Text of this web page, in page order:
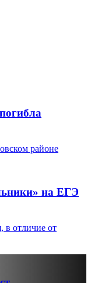
районе
на ЕГЭ
в отличие от